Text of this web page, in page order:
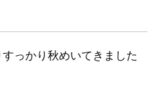
っかり秋めいてきました